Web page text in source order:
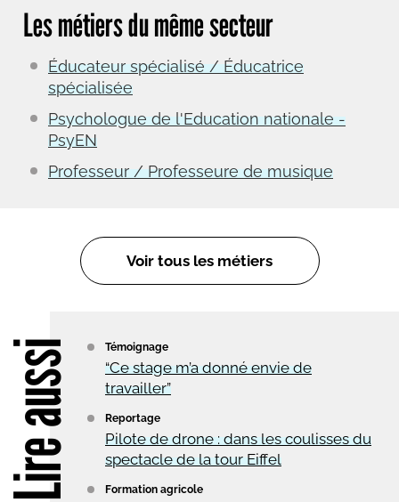
Les métiers du même secteur
Éducateur spécialisé / Éducatrice
spécialisée
Psychologue de l'Education nationale -
PsyEN
Professeur / Professeure de musique
Voir tous les métiers
Témoignage
“Ce stage m’a donné envie de
travailler”
Reportage
Pilote de drone : dans les coulisses du
spectacle de la tour Eiffel
Formation agricole